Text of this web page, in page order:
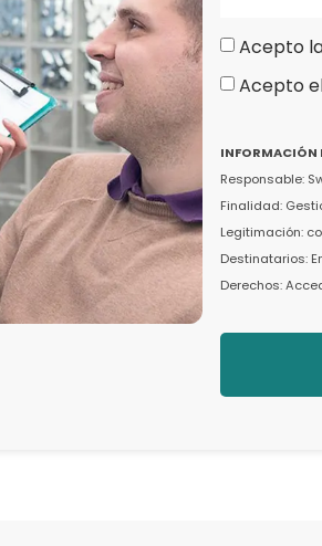
Acepto
Acepto
INFORMACIÓN
Responsable:
Finalidad:
Legitimación:
Destinatarios:
Derechos: